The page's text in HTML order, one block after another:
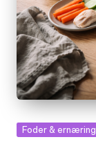
Posted
Foder & ernæring